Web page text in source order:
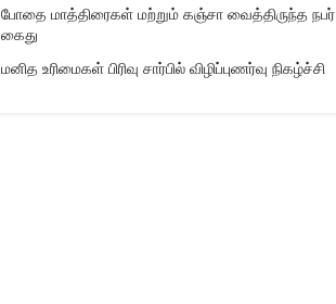
போதை மாத்திரைகள் மற்றும் கஞ்சா வைத்திருந்த நபர்
கைது
மனித உரிமைகள் பிரிவு சார்பில் விழிப்புணர்வு நிகழ்ச்சி